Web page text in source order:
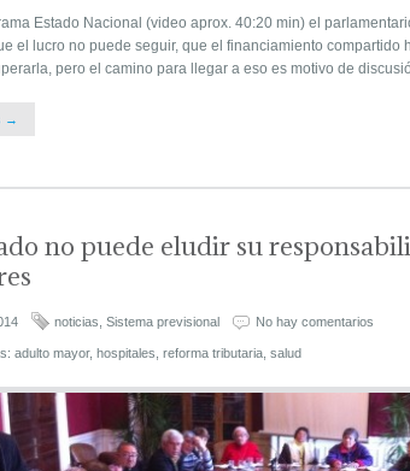
Estado Nacional (video aprox. 40:20 min) el
el lucro no puede seguir, que el financiamiento compartido
pero el camino para llegar a eso es motivo de
→
no puede eludir su
noticias Sistema previsional No hay comentarios
adulto mayor, hospitales reforma tributaria salud